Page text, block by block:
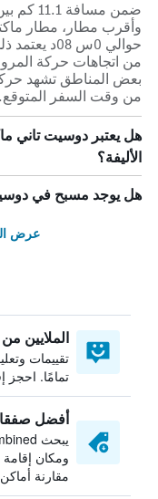
ضمن
وأقرب مطار، مطار
حوالي 0س
من اتجاهات حركة
بعض المناطق تشهد
من وقت السفر المتوقع.
هل يعتبر دوسيت تاني
الأليفة؟
هل يوجد مسبح في
عرض
الملايين
تقييمات
تمامًا. احجز
أفضل
ومكان
مقارنة أماكن